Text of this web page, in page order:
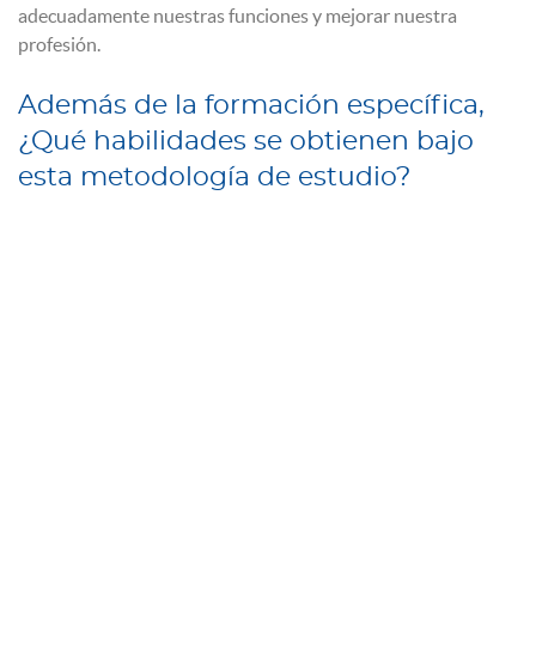
adecuadamente nuestras funciones y mejorar nuestra
profesión.
Además de la formación específica,
¿Qué habilidades se obtienen bajo
esta metodología de estudio?